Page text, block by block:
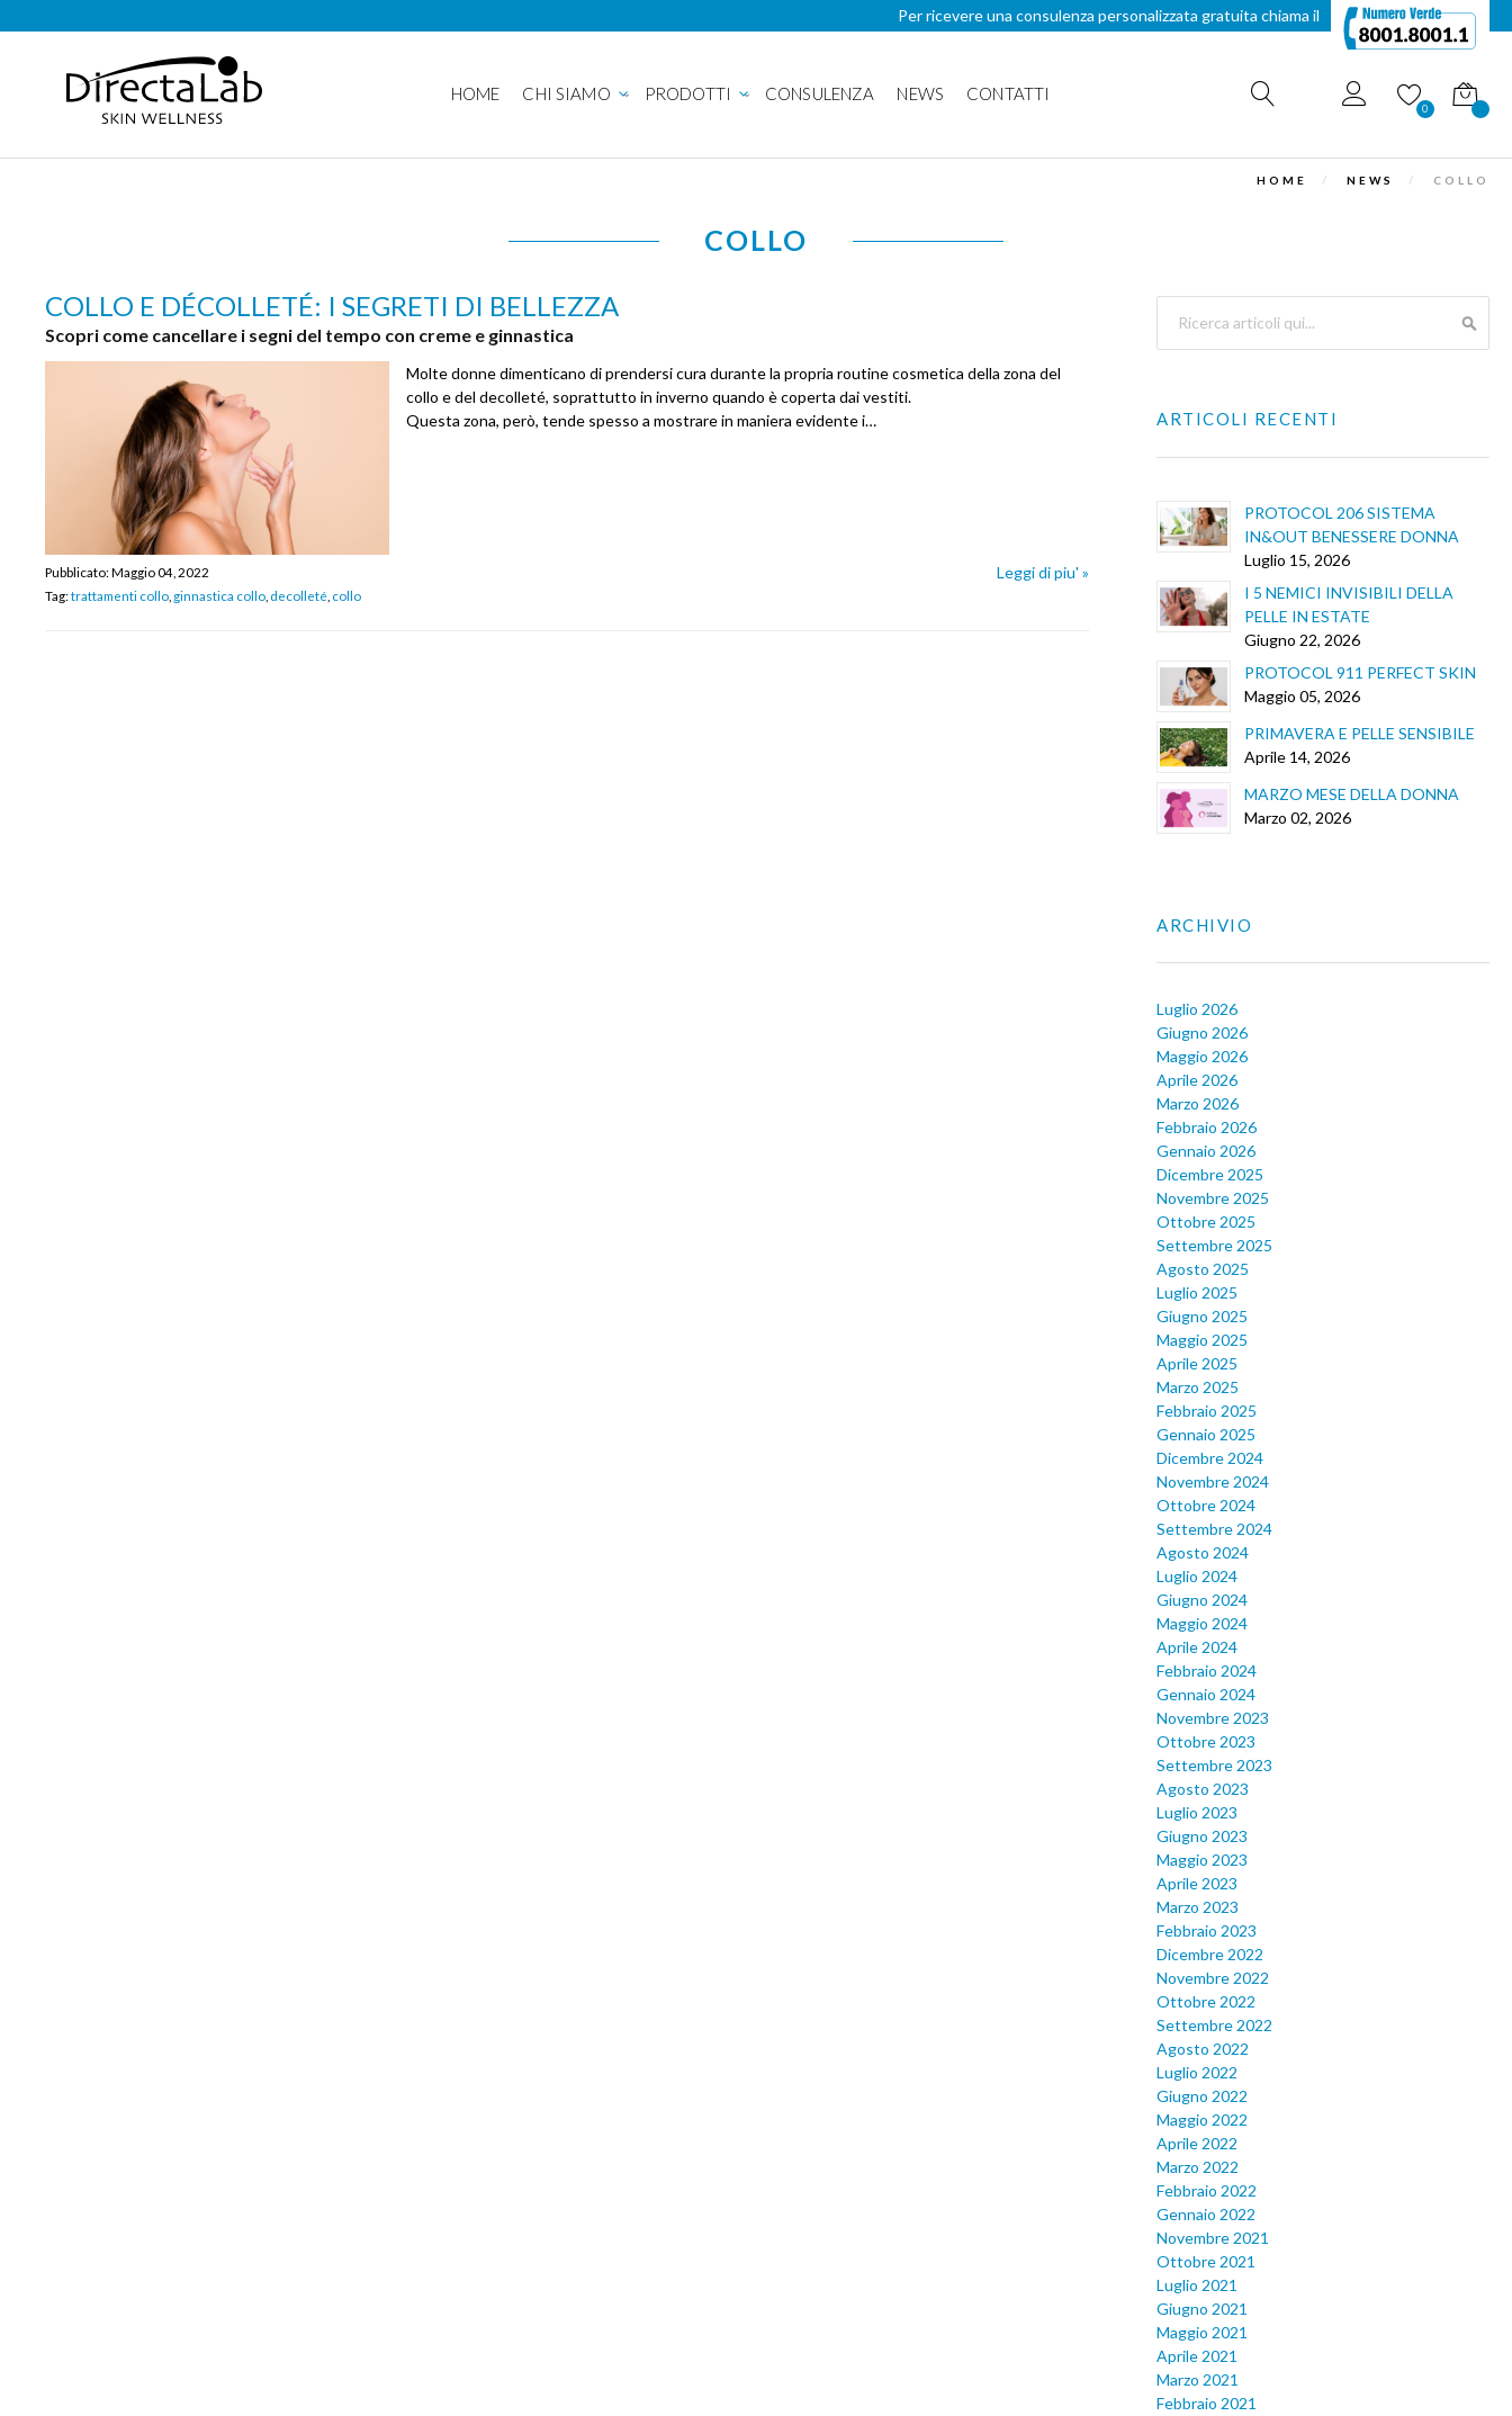
Per ricevere una consulenza personalizzata gratuita chiama il
0 Carrello
HOME CHI SIAMO PRODOTTI CONSULENZA NEWS CONTATTI
HOME NEWS COLLO
COLLO
COLLO E DÉCOLLETÉ: I SEGRETI DI BELLEZZA
Scopri come cancellare i segni del tempo con creme e ginnastica
Molte donne dimenticano di prendersi cura durante la propria routine cosmetica della zona del
collo e del decolleté, soprattutto in inverno quando è coperta dai vestiti.
Questa zona, però, tende spesso a mostrare in maniera evidente i…
Pubblicato:Maggio 04, 2022
Tag:trattamenti collo ginnastica collo decolleté collo
Leggi di piu' »
ARTICOLI RECENTI
PROTOCOL 206 SISTEMA
IN&OUT BENESSERE DONNA
Luglio 15, 2026
I 5 NEMICI INVISIBILI DELLA
PELLE IN ESTATE
Giugno 22, 2026
PROTOCOL 911 PERFECT SKIN
Maggio 05, 2026
PRIMAVERA E PELLE SENSIBILE
Aprile 14, 2026
MARZO MESE DELLA DONNA
Marzo 02, 2026
ARCHIVIO
Luglio 2026
Giugno 2026
Maggio 2026
Aprile 2026
Marzo 2026
Febbraio 2026
Gennaio 2026
Dicembre 2025
Novembre 2025
Ottobre 2025
Settembre 2025
Agosto 2025
Luglio 2025
Giugno 2025
Maggio 2025
Aprile 2025
Marzo 2025
Febbraio 2025
Gennaio 2025
Dicembre 2024
Novembre 2024
Ottobre 2024
Settembre 2024
Agosto 2024
Luglio 2024
Giugno 2024
Maggio 2024
Aprile 2024
Febbraio 2024
Gennaio 2024
Novembre 2023
Ottobre 2023
Settembre 2023
Agosto 2023
Luglio 2023
Giugno 2023
Maggio 2023
Aprile 2023
Marzo 2023
Febbraio 2023
Dicembre 2022
Novembre 2022
Ottobre 2022
Settembre 2022
Agosto 2022
Luglio 2022
Giugno 2022
Maggio 2022
Aprile 2022
Marzo 2022
Febbraio 2022
Gennaio 2022
Novembre 2021
Ottobre 2021
Luglio 2021
Giugno 2021
Maggio 2021
Aprile 2021
Marzo 2021
Febbraio 2021